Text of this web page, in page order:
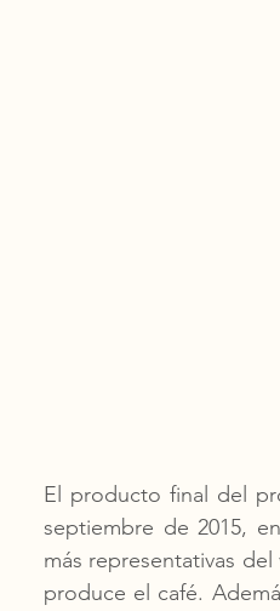
El producto final del
septiembre de 2015,
más representativas
produce el café.